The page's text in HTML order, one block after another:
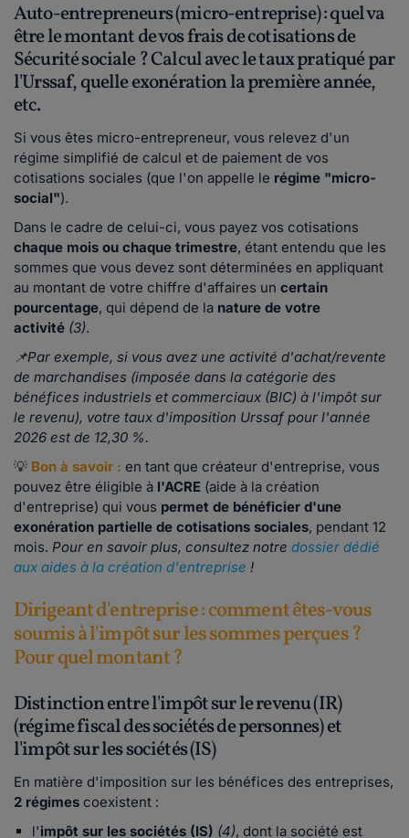
Auto-entrepreneurs (micro-entreprise) : quel va
être le montant de vos frais de cotisations de
Sécurité sociale ? Calcul avec le taux pratiqué par
l'Urssaf, quelle exonération la première année,
etc.
Si vous êtes micro-entrepreneur, vous relevez d'un
régime simplifié de calcul et de paiement de vos
cotisations sociales (que l'on appelle le régime "micro-
social").
Dans le cadre de celui-ci, vous payez vos cotisations
chaque mois ou chaque trimestre, étant entendu que les
sommes que vous devez sont déterminées en appliquant
au montant de votre chiffre d'affaires un certain
pourcentage, qui dépend de la nature de votre
activité (3).
📌Par exemple, si vous avez une activité d'achat/revente
de marchandises (imposée dans la catégorie des
bénéfices industriels et commerciaux (BIC) à l'impôt sur
le revenu), votre taux d'imposition Urssaf pour l'année
2026 est de 12,30 %.
💡 Bon à savoir : en tant que créateur d'entreprise, vous
pouvez être éligible à l'ACRE (aide à la création
d'entreprise) qui vous permet de bénéficier d'une
exonération partielle de cotisations sociales, pendant 12
mois. Pour en savoir plus, consultez notre dossier dédié
aux aides à la création d'entreprise !
Dirigeant d'entreprise : comment êtes-vous
soumis à l'impôt sur les sommes perçues ?
Pour quel montant ?
Distinction entre l'impôt sur le revenu (IR)
(régime fiscal des sociétés de personnes) et
l'impôt sur les sociétés (IS)
En matière d'imposition sur les bénéfices des entreprises,
2 régimes coexistent :
l'impôt sur les sociétés (IS) (4), dont la société est